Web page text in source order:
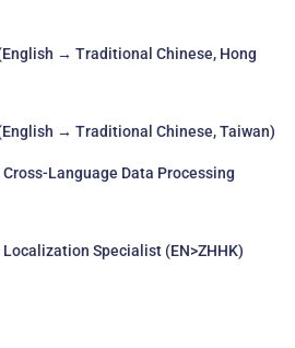
→ Traditional Chinese, Hong
→ Traditional Chinese, Taiwan)
Language Data Processing
Specialist (EN>ZHHK)